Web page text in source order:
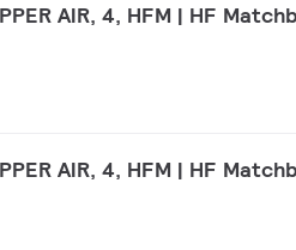
AIR, 4, HFM | HF
AIR, 4, HFM | HF